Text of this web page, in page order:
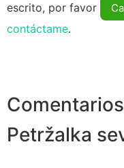
escrito, por favor
contáctame.
Petržalka